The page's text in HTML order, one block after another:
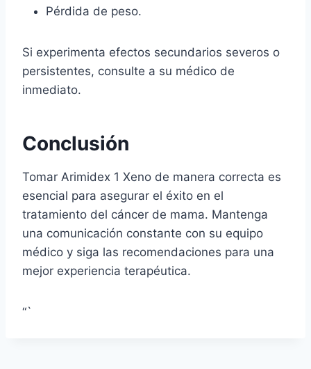
Pérdida de peso.
Si experimenta efectos secundarios severos o
persistentes, consulte a su médico de
inmediato.
Conclusión
Tomar Arimidex 1 Xeno de manera correcta es
esencial para asegurar el éxito en el
tratamiento del cáncer de mama. Mantenga
una comunicación constante con su equipo
médico y siga las recomendaciones para una
mejor experiencia terapéutica.
“`